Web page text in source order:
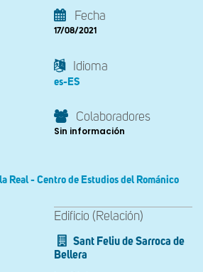
Fecha
17/08/2021
Idioma
es-ES
Colaboradores
Sin información
Real - Centro de Estudios del Románico
Edificio (Relación)
Sant Feliu de Sarroca de
Bellera